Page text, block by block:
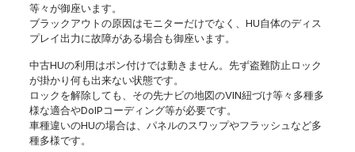
等々が御座います。
ブラックアウトの原因はモニターだけでなく、HU自体のディス
プレイ出力に故障がある場合も御座います。
中古HUの利用はポン付けでは動きません。先ず盗難防止ロック
が掛かり何も出来ない状態です。
ロックを解除しても、その先ナビの地図のVIN紐づけ等々多種多
様な適合やDoIPコーディング等が必要です。
車種違いのHUの場合は、パネルのスワップやフラッシュなど多
種多様です。